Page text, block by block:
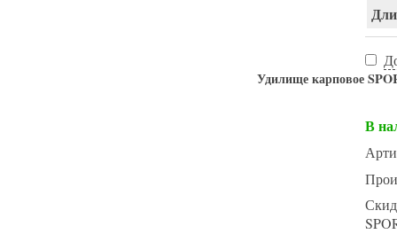
Удилище карповое
В